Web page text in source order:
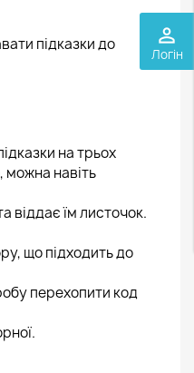
perm_identity
Логін
підказки до
на трьох
можна навіть
віддає їм листочок.
що підходить до
перехопити код